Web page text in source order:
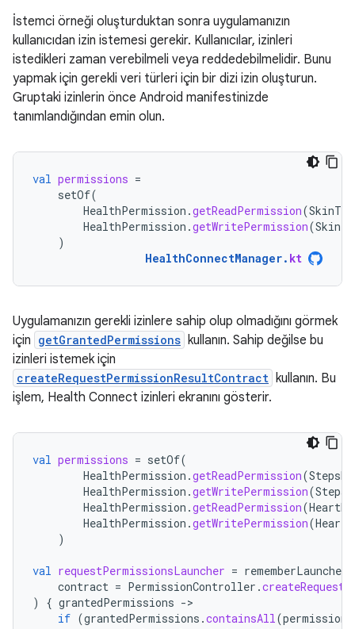
İstemci örneği oluşturduktan sonra uygulamanızın
kullanıcıdan izin istemesi gerekir. Kullanıcılar, izinleri
istedikleri zaman verebilmeli veya reddedebilmelidir. Bunu
yapmak için gerekli veri türleri için bir dizi izin oluşturun.
Gruptaki izinlerin önce Android manifestinizde
tanımlandığından emin olun.
val permissions =
setOf(
HealthPermission .getReadPermission(
HealthPermission .getWritePermission(
)
HealthConnectManager. kt
Uygulamanızın gerekli izinlere sahip olup olmadığını görmek
için getGrantedPermissions kullanın. Sahip değilse bu
izinleri istemek için
createRequestPermissionResultContract kullanın. Bu
işlem, Health Connect izinleri ekranını gösterir.
val permissions = setOf(
HealthPermission .getReadPermission(
HealthPermission .getWritePermission(
HealthPermission .getReadPermission(
HealthPermission .getWritePermission(
)
val requestPermissionsLauncher =
contract = PermissionController .
)
{ grantedPermissions -
if (grantedPermissions .containsAll(permissions